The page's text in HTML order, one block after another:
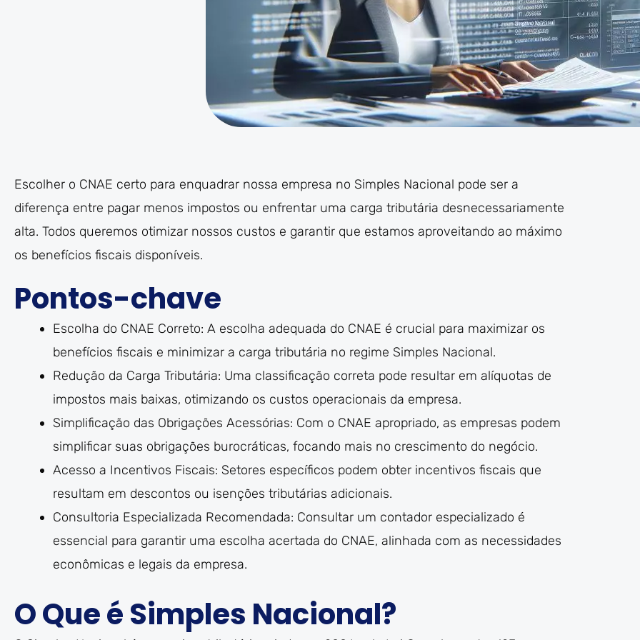
Escolher o CNAE certo para enquadrar nossa empresa no Simples Nacional pode ser a
diferença entre pagar menos impostos ou enfrentar uma carga tributária desnecessariamente
alta. Todos queremos otimizar nossos custos e garantir que estamos aproveitando ao máximo
os benefícios fiscais disponíveis.
Pontos-chave
Escolha do CNAE Correto: A escolha adequada do CNAE é crucial para maximizar os
benefícios fiscais e minimizar a carga tributária no regime Simples Nacional.
Redução da Carga Tributária: Uma classificação correta pode resultar em alíquotas de
impostos mais baixas, otimizando os custos operacionais da empresa.
Simplificação das Obrigações Acessórias: Com o CNAE apropriado, as empresas podem
simplificar suas obrigações burocráticas, focando mais no crescimento do negócio.
Acesso a Incentivos Fiscais: Setores específicos podem obter incentivos fiscais que
resultam em descontos ou isenções tributárias adicionais.
Consultoria Especializada Recomendada: Consultar um contador especializado é
essencial para garantir uma escolha acertada do CNAE, alinhada com as necessidades
econômicas e legais da empresa.
O Que é Simples Nacional?